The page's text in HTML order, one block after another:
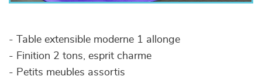
- Table extensible moderne 1 allonge
- Finition 2 tons, esprit charme
- Petits meubles assortis